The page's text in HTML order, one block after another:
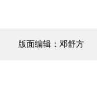
版面编辑：邓舒方